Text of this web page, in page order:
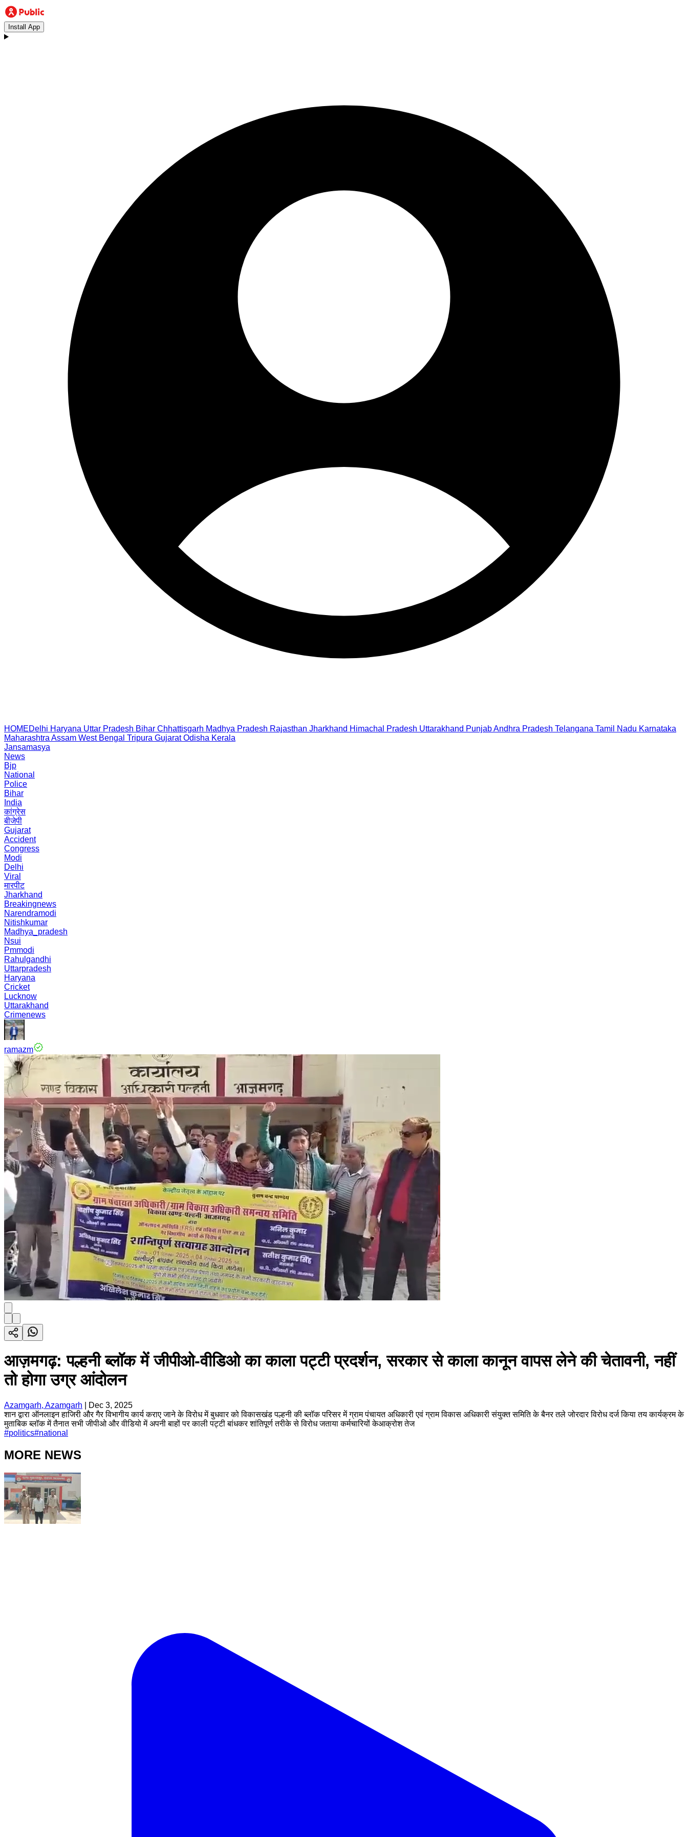
Install App
HOMEDelhi Haryana Uttar Pradesh Bihar Chhattisgarh Madhya Pradesh Rajasthan Jharkhand Himachal Pradesh Uttarakhand PunjabAndhra Pradesh Telangana Tamil Nadu Karnataka
Maharashtra Assam West Bengal Tripura Gujarat Odisha Kerala
Jansamasya
News
Bjp
National
Police
Bihar
India
कांग्रेस
बीजेपी
Gujarat
Accident
Congress
Modi
Delhi
Viral
मारपीट
Jharkhand
Breakingnews
Narendramodi
Nitishkumar
Madhya_pradesh
Nsui
Pmmodi
Rahulgandhi
Uttarpradesh
Haryana
Cricket
Lucknow
Uttarakhand
Crimenews
ramazm
आज़मगढ़: पल्हनी ब्लॉक में जीपीओ-वीडिओ का काला पट्टी प्रदर्शन, सरकार से काला कानून वापस लेने की चेतावनी, नहीं
तो होगा उग्र आंदोलन
Azamgarh, Azamgarh
Dec 3, 2025
शान द्वारा ऑनलाइन हाजिरी और गैर विभागीय कार्य कराए जाने के विरोध में बुधवार को विकासखंड पल्हनी की ब्लॉक परिसर में ग्राम पंचायत अधिकारी एवं ग्राम विकास अधिकारी संयुक्त समिति के बैनर तले जोरदार विरोध दर्ज किया तय कार्यक्रम के
मुताबिक ब्लॉक में तैनात सभी जीपीओ और वीडियो में अपनी बाहों पर काली पट्टी बांधकर शांतिपूर्ण तरीके से विरोध जताया कर्मचारियों केआक्रोश तेज
#politics#national
MORE NEWS